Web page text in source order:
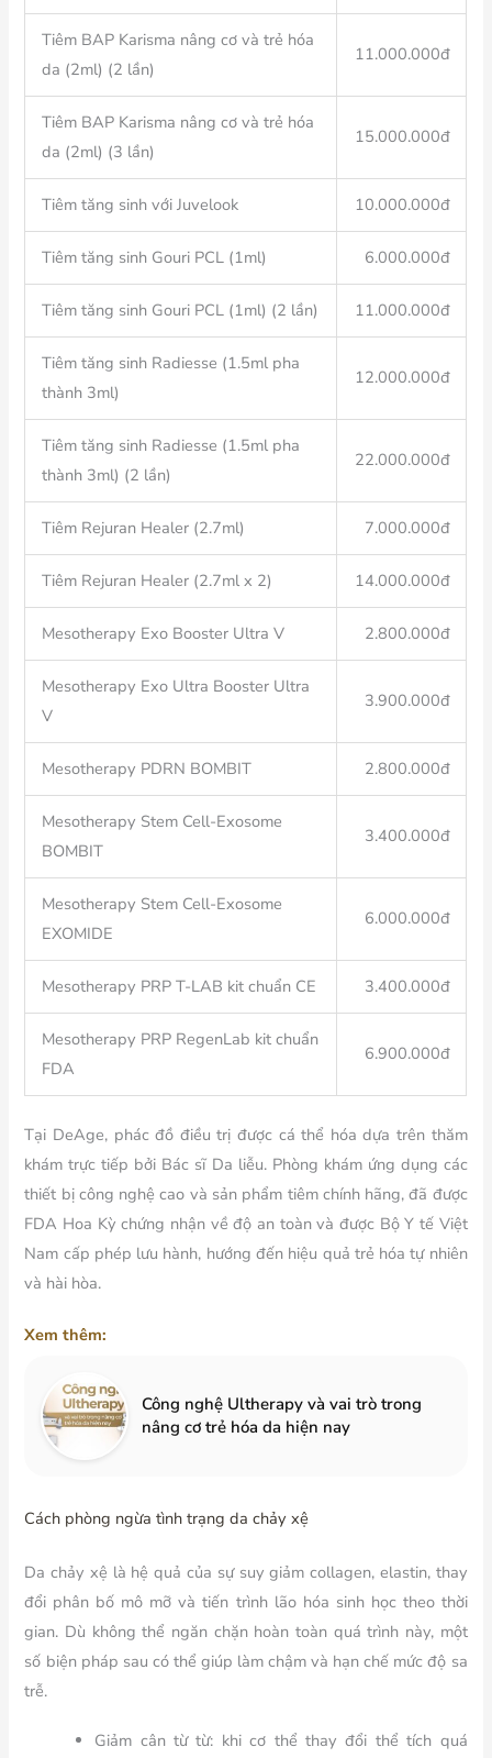
Tiêm BAP Karisma nâng cơ và trẻ hóa
da (2ml) (2 lần)
11.000.000đ
Tiêm BAP Karisma nâng cơ và trẻ hóa
da (2ml) (3 lần)
15.000.000đ
Tiêm tăng sinh với Juvelook 10.000.000đ
Tiêm tăng sinh Gouri PCL (1ml) 6.000.000đ
Tiêm tăng sinh Gouri PCL (1ml) (2 lần) 11.000.000đ
Tiêm tăng sinh Radiesse (1.5ml pha
thành 3ml)
12.000.000đ
Tiêm tăng sinh Radiesse (1.5ml pha
thành 3ml) (2 lần)
22.000.000đ
Tiêm Rejuran Healer (2.7ml) 7.000.000đ
Tiêm Rejuran Healer (2.7ml x 2) 14.000.000đ
Mesotherapy Exo Booster Ultra V 2.800.000đ
Mesotherapy Exo Ultra Booster Ultra
V
3.900.000đ
Mesotherapy PDRN BOMBIT 2.800.000đ
Mesotherapy Stem Cell-Exosome
BOMBIT
3.400.000đ
Mesotherapy Stem Cell-Exosome
EXOMIDE
6.000.000đ
Mesotherapy PRP T-LAB kit chuẩn CE 3.400.000đ
Mesotherapy PRP RegenLab kit chuẩn
FDA
6.900.000đ
Tại DeAge, phác đồ điều trị được cá thể hóa dựa trên thăm
khám trực tiếp bởi Bác sĩ Da liễu. Phòng khám ứng dụng các
thiết bị công nghệ cao và sản phẩm tiêm chính hãng, đã được
FDA Hoa Kỳ chứng nhận về độ an toàn và được Bộ Y tế Việt
Nam cấp phép lưu hành, hướng đến hiệu quả trẻ hóa tự nhiên
và hài hòa.
Xem thêm:
Công nghệ Ultherapy và vai trò trong
nâng cơ trẻ hóa da hiện nay
Cách phòng ngừa tình trạng da chảy xệ
Da chảy xệ là hệ quả của sự suy giảm collagen, elastin, thay
đổi phân bố mô mỡ và tiến trình lão hóa sinh học theo thời
gian. Dù không thể ngăn chặn hoàn toàn quá trình này, một
số biện pháp sau có thể giúp làm chậm và hạn chế mức độ sa
trễ.
Giảm cân từ từ: khi cơ thể thay đổi thể tích quá